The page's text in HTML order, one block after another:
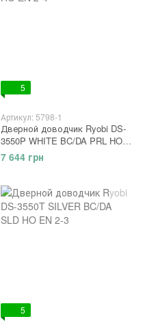
5
Артикул: 5798-1
Дверной доводчик Ryobi DS-
3550P WHITE BC/DA PRL HO
EN 2-4
7 644 грн
5